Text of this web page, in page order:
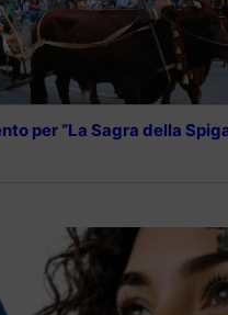
per “La Sagra della